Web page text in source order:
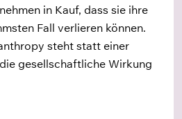
in Kauf, dass sie ihre
Fall verlieren können.
steht statt einer
gesellschaftliche Wirkung